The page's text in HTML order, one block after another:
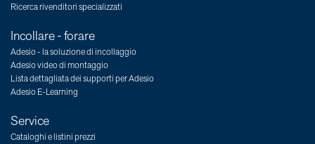
Ricerca rivenditori specializzati
Incollare - forare
Adesio - la soluzione di incollaggio
Adesio video di montaggio
Lista dettagliata dei supporti per Adesio
Adesio E-Learning
Service
Cataloghi e listini prezzi